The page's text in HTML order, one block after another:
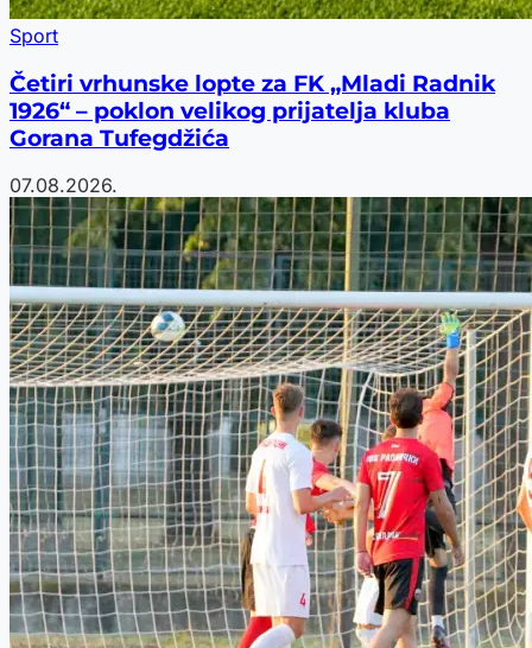
Sport
Četiri vrhunske lopte za FK „Mladi Radnik
1926“ – poklon velikog prijatelja kluba
Gorana Tufegdžića
07.08.2026.